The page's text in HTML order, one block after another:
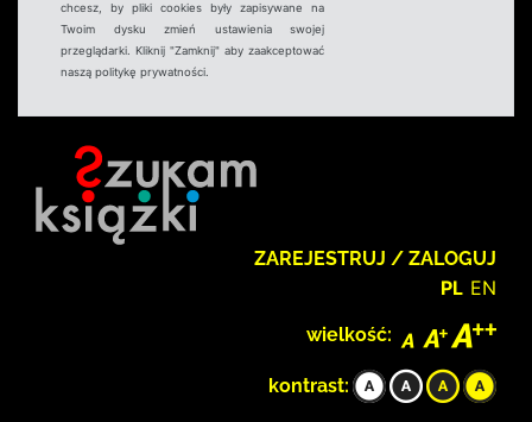
chcesz, by pliki cookies były zapisywane na
Twoim dysku zmień ustawienia swojej
przeglądarki. Kliknij "Zamknij" aby zaakceptować
naszą politykę prywatności.
ZAREJESTRUJ / ZALOGUJ
PL EN
wielkość:
kontrast: